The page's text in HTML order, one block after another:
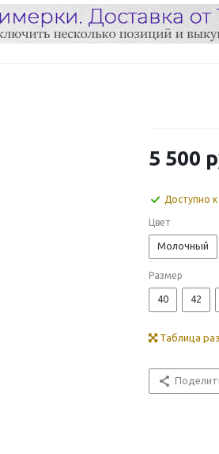
5 500
Доступно к
Цвет
Молочный
Размер
40 42
Таблица